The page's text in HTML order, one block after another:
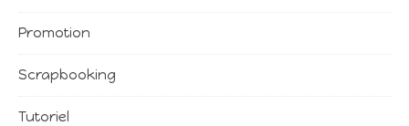
Promotion
Scrapbooking
Tutoriel